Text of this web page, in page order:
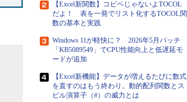
【Excel新関数】コピペじゃないよTOCOL
だよ！ 表を一発でリスト化するTOCOL関
数の基本と実践
Windows 11が軽快に？ 2026年5月パッチ
「KB5089549」でCPU性能向上と低遅延モ
ードが追加
【Excel新機能】データが増えるたびに数式
を直すのはもう終わり。動的配列関数とス
ピル演算子（#）の威力とは